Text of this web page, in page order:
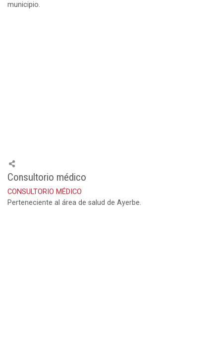
municipio.
Consultorio médico
CONSULTORIO MÉDICO
Perteneciente al área de salud de Ayerbe.